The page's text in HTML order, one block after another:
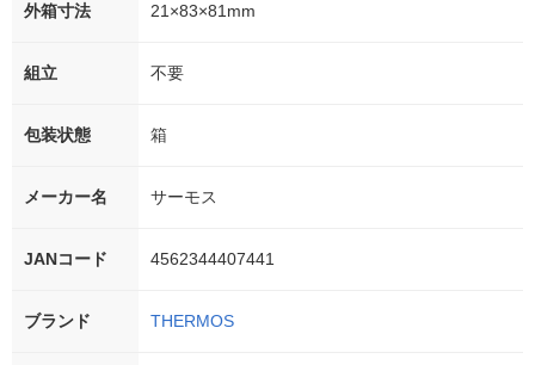
外箱寸法 21×83×81mm
組立 不要
包装状態 箱
メーカー名 サーモス
JANコード 4562344407441
ブランド THERMOS